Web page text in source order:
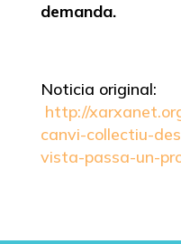
demanda.
Noticia original:
http://
canvi-collectiu-
vista-passa-un-